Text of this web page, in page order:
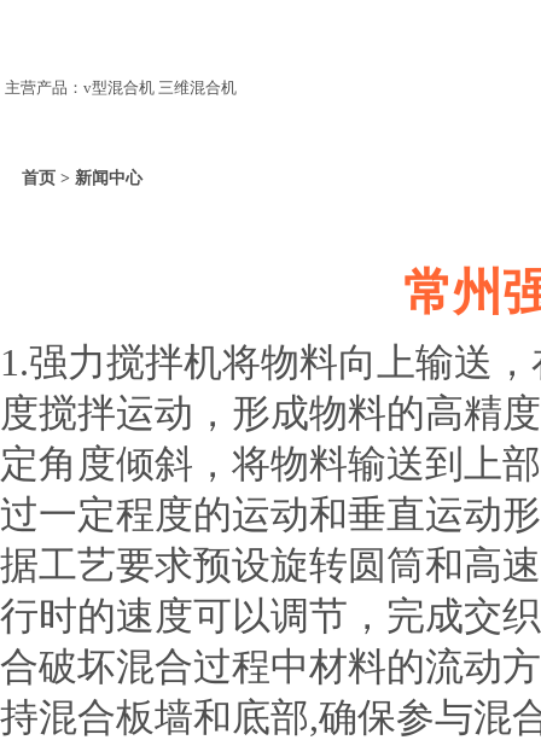
主营产品：v型混合机 三维混合机
首页 > 新闻中心
常州
1.强力搅拌机将物料向上输送
度搅拌运动，形成物料的高精
定角度倾斜，将物料输送到上
过一定程度的运动和垂直运动
据工艺要求预设旋转圆筒和高
行时的速度可以调节，完成交
合破坏混合过程中材料的流动
持混合板墙和底部,确保参与混